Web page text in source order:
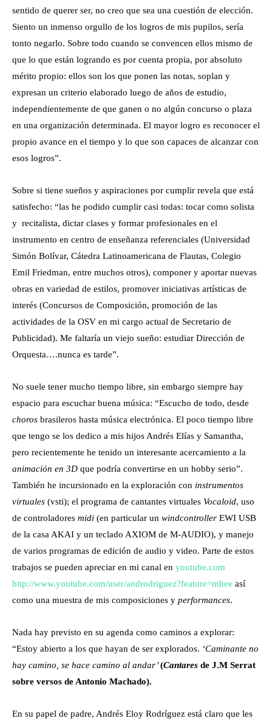
sentido de querer ser, no creo que sea una cuestión de elección.
Siento un inmenso orgullo de los logros de mis pupilos, sería
tonto negarlo. Sobre todo cuando se convencen ellos mismo de
que lo que están logrando es por cuenta propia, por absoluto
mérito propio: ellos son los que ponen las notas, soplan y
expresan un criterio elaborado luego de años de estudio,
independientemente de que ganen o no algún concurso o plaza
en una organización determinada. El mayor logro es reconocer el
propio avance en el tiempo y lo que son capaces de alcanzar con
esos logros”.
Sobre si tiene sueños y aspiraciones por cumplir revela que está
satisfecho: “las he podido cumplir casi todas: tocar como solista
y recitalista, dictar clases y formar profesionales en el
instrumento en centro de enseñanza referenciales (Universidad
Simón Bolívar, Cátedra Latinoamericana de Flautas, Colegio
Emil Friedman, entre muchos otros), componer y aportar nuevas
obras en variedad de estilos, promover iniciativas artísticas de
interés (Concursos de Composición, promoción de las
actividades de la OSV en mi cargo actual de Secretario de
Publicidad). Me faltaría un viejo sueño: estudiar Dirección de
Orquesta….nunca es tarde”.
No suele tener mucho tiempo libre, sin embargo siempre hay
espacio para escuchar buena música: “Escucho de todo, desde
choros brasileros hasta música electrónica. El poco tiempo libre
que tengo se los dedico a mis hijos Andrés Elías y Samantha,
pero recientemente he tenido un interesante acercamiento a la
animación en 3D que podría convertirse en un hobby serio”.
También he incursionado en la exploración con instrumentos
virtuales (vsti); el programa de cantantes virtuales Vocaloid, uso
de controladores midi (en particular un windcontroller EWI USB
de la casa AKAI y un teclado AXIOM de M-AUDIO), y manejo
de varios programas de edición de audio y video. Parte de estos
trabajos se pueden apreciar en mi canal en youtube.com
http://www.youtube.com/user/androdriguez?feature=mhee así
como una muestra de mis composiciones y performances.
Nada hay previsto en su agenda como caminos a explorar:
“Estoy abierto a los que hayan de ser explorados. ‘Caminante no
hay camino, se hace camino al andar’(Cantares de J.M Serrat
sobre versos de Antonio Machado).
En su papel de padre, Andrés Eloy Rodríguez está claro que les